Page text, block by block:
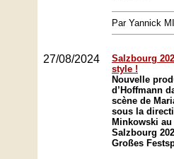
Par Yannick
27/08/2024
Salzbourg
style !
Nouvelle
d’Hoffmann
scène de
sous la
Minkowski
Salzbourg
Großes